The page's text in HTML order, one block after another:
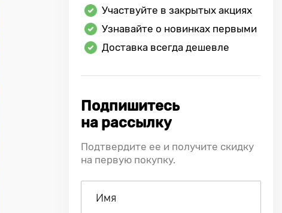
Участвуйте в закрытых акциях
Узнавайте о новинках первыми
Доставка всегда дешевле
Подпишитесь
на рассылку
Подтвердите ее и получите скидку
на первую покупку.